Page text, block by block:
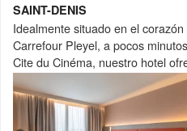
SAINT-DENIS
Idealmente situado en el
Carrefour Pleyel, a pocos
Cite du Cinéma, nuestro hotel